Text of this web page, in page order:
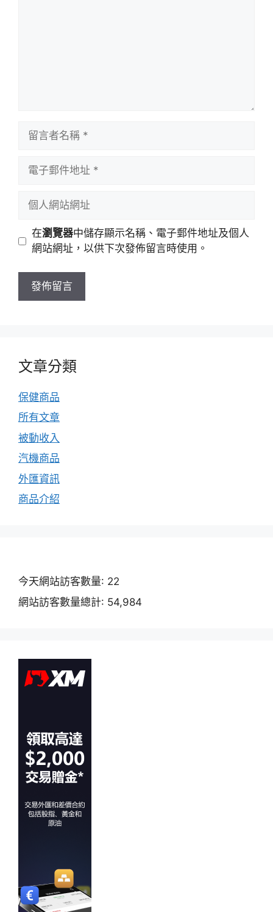
址
站
址
在瀏覽器中儲存顯示名稱、電子郵件地址及個人
網站網址，以供下次發佈留言時使用。
文章分類
保健商品
所有文章
被動收入
汽機商品
外匯資訊
商品介紹
今天網站訪客數量: 22
網站訪客數量總計: 54,984